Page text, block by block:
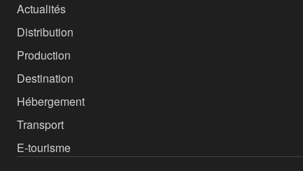
Actualités
Distribution
Production
Destination
Hébergement
Transport
E-tourisme